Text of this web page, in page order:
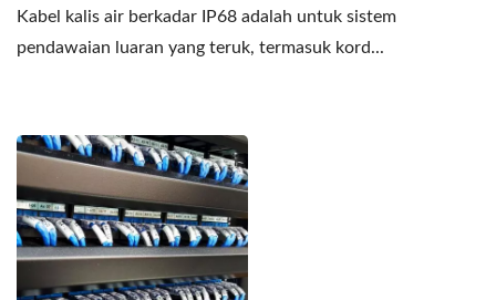
Kabel kalis air berkadar IP68 adalah untuk sistem
pendawaian luaran yang teruk, termasuk kord...